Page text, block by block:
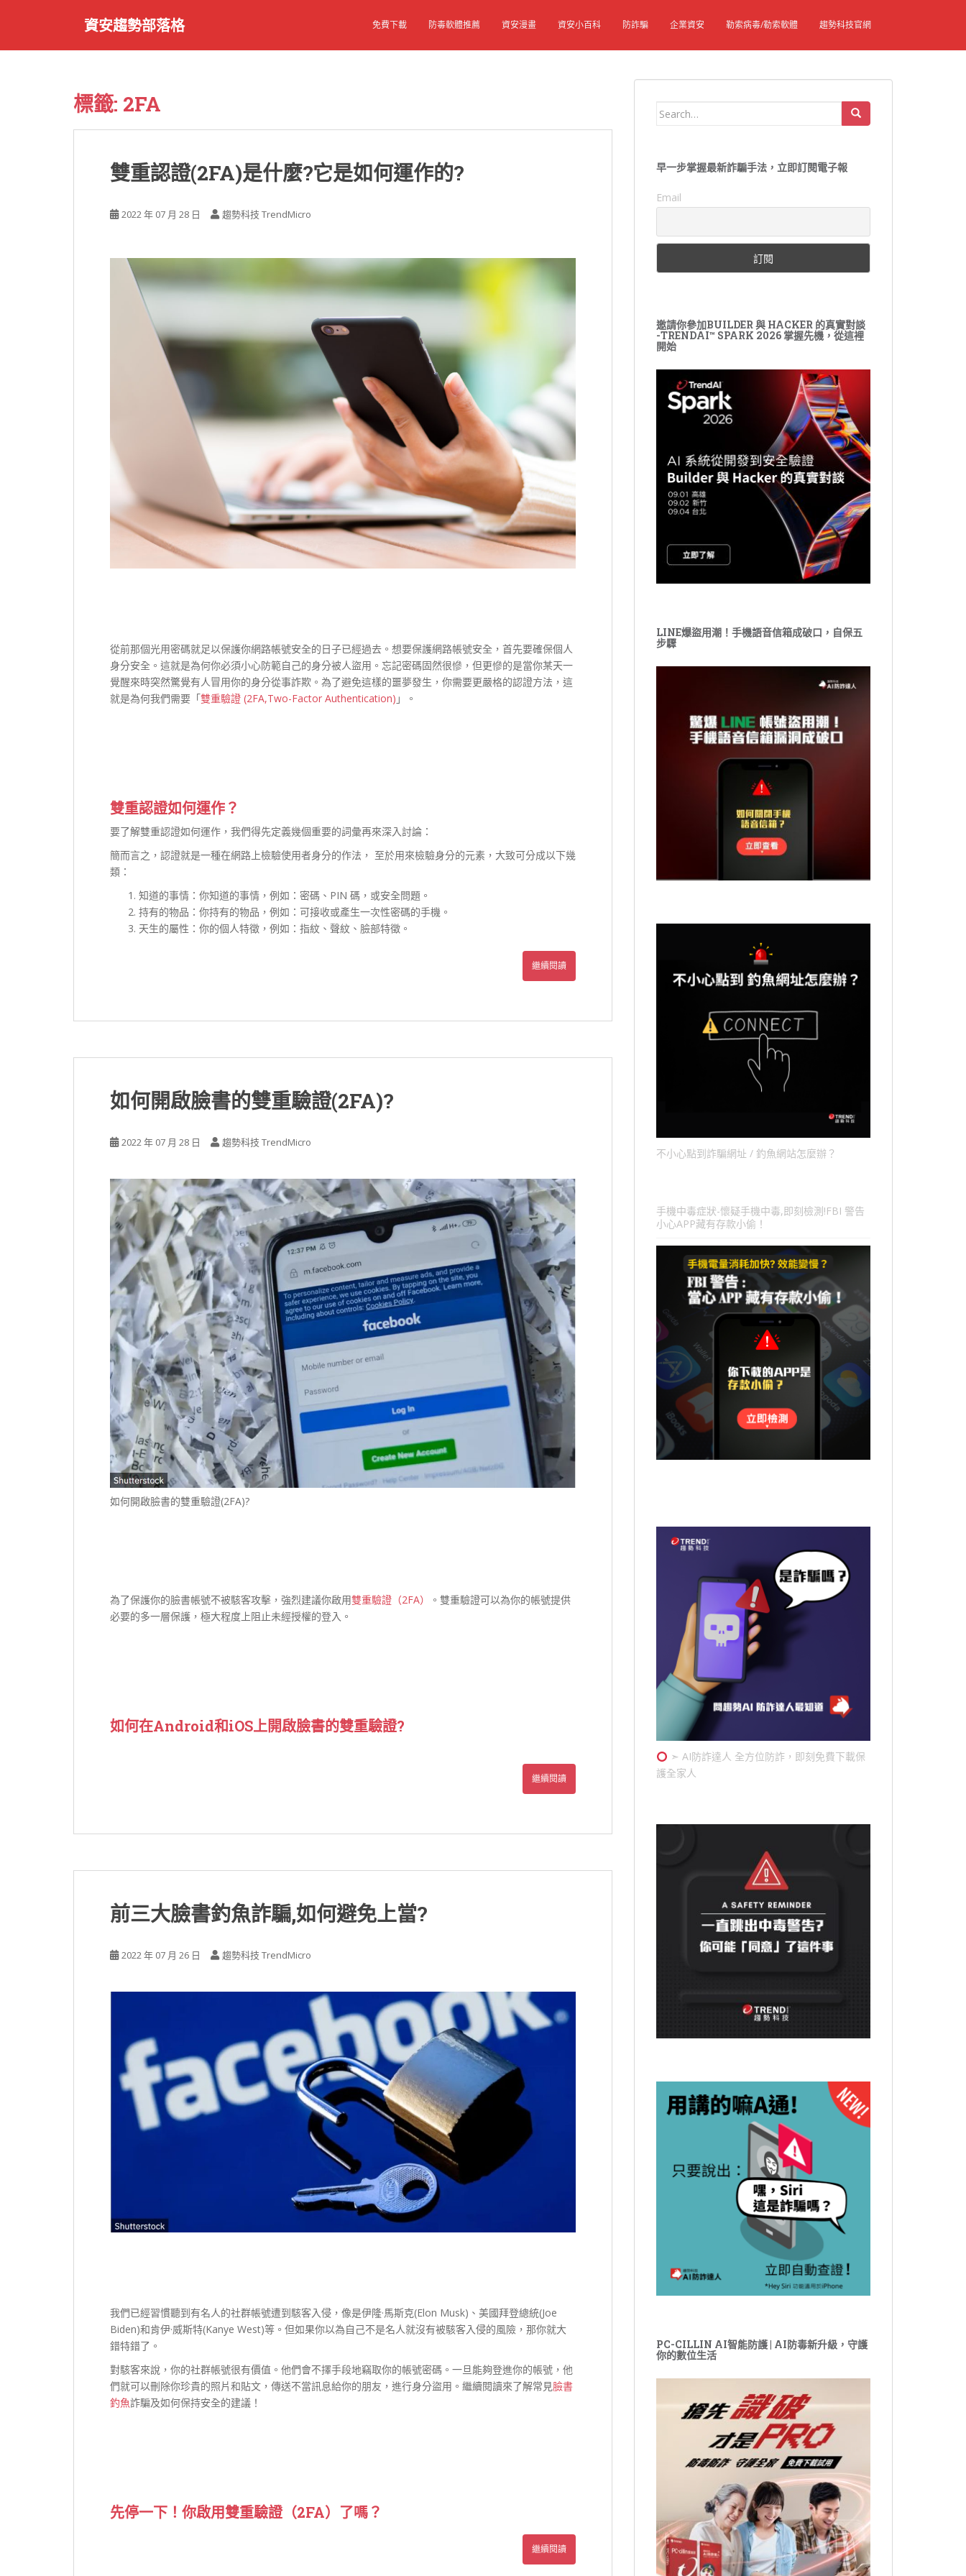
資安趨勢部落格 免費下載 防毒軟體推薦 資安漫畫 資安小百科 防詐騙 企業資安 勒索病毒/勒索軟體 趨勢科技官網
標籤: 2FA
雙重認證(2FA)是什麼?它是如何運作的?
2022 年 07 月 28 日 趨勢科技 TrendMicro
從前那個光用密碼就足以保護你網路帳號安全的日子已經過去。想要保護網路帳號安全，首先要確保個人
身分安全。這就是為何你必須小心防範自己的身分被人盜用。忘記密碼固然很慘，但更慘的是當你某天一
覺醒來時突然驚覺有人冒用你的身分從事詐欺。為了避免這樣的噩夢發生，你需要更嚴格的認證方法，這
就是為何我們需要「雙重驗證 (2FA,Two-Factor Authentication) 」。
雙重認證如何運作？
要了解雙重認證如何運作，我們得先定義幾個重要的詞彙再來深入討論：
簡而言之，認證就是一種在網路上檢驗使用者身分的作法， 至於用來檢驗身分的元素，大致可分成以下幾
類：
知道的事情：你知道的事情，例如：密碼、PIN 碼，或安全問題。
持有的物品：你持有的物品，例如：可接收或產生一次性密碼的手機。
天生的屬性：你的個人特徵，例如：指紋、聲紋、臉部特徵。
繼續閱讀
如何開啟臉書的雙重驗證(2FA)?
2022 年 07 月 28 日 趨勢科技 TrendMicro
如何開啟臉書的雙重驗證(2FA)?
為了保護你的臉書帳號不被駭客攻擊，強烈建議你啟用雙重驗證（2FA）
。雙重驗證可以為你的帳號提供
必要的多一層保護，極大程度上阻止未經授權的登入。
如何在Android和iOS上開啟臉書的雙重驗證?
繼續閱讀
前三大臉書釣魚詐騙,如何避免上當?
2022 年 07 月 26 日 趨勢科技 TrendMicro
我們已經習慣聽到有名人的社群帳號遭到駭客入侵，像是伊隆·馬斯克(Elon Musk)、美國拜登總統(Joe
Biden)和肯伊·威斯特(Kanye West)等。但如果你以為自己不是名人就沒有被駭客入侵的風險，那你就大
錯特錯了。
對駭客來說，你的社群帳號很有價值。他們會不擇手段地竊取你的帳號密碼。一旦能夠登進你的帳號，他
們就可以刪除你珍貴的照片和貼文，傳送不當訊息給你的朋友，進行身分盜用。繼續閱讀來了解常見臉書
釣魚詐騙及如何保持安全的建議！
先停一下！你啟用雙重驗證（2FA）了嗎？
繼續閱讀
Search
早一步掌握最新詐騙手法，立即訂閱電子報
Email
邀請你參加BUILDER 與 HACKER 的真實對談
-TRENDAI™ SPARK 2026 掌握先機，從這裡
開始
LINE爆盜用潮！手機語音信箱成破口，自保五
步驟
不小心點到詐騙網址 / 釣魚網站怎麼辦？
手機中毒症狀-懷疑手機中毒,即刻檢測!FBI 警告
小心APP藏有存款小偷！
➣ AI防詐達人 全方位防詐，即刻免費下載保
護全家人
PC-CILLIN AI智能防護 | AI防毒新升級，守護
你的數位生活